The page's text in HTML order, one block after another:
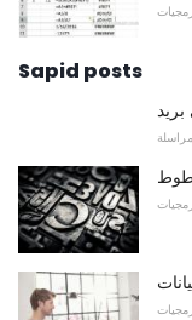
Sapid posts